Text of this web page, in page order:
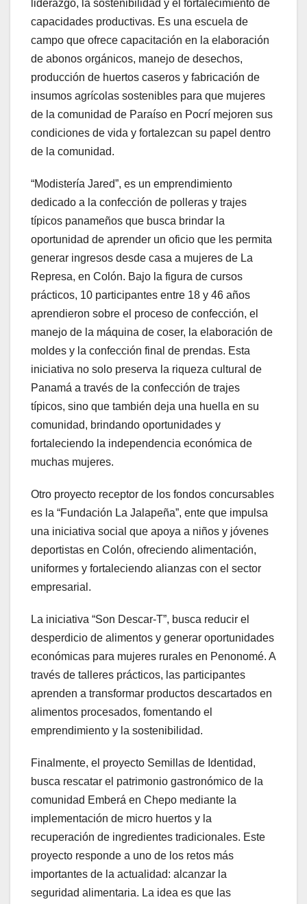
liderazgo, la sostenibilidad y el fortalecimiento de
capacidades productivas. Es una escuela de
campo que ofrece capacitación en la elaboración
de abonos orgánicos, manejo de desechos,
producción de huertos caseros y fabricación de
insumos agrícolas sostenibles para que mujeres
de la comunidad de Paraíso en Pocrí mejoren sus
condiciones de vida y fortalezcan su papel dentro
de la comunidad.
“Modistería Jared”, es un emprendimiento
dedicado a la confección de polleras y trajes
típicos panameños que busca brindar la
oportunidad de aprender un oficio que les permita
generar ingresos desde casa a mujeres de La
Represa, en Colón. Bajo la figura de cursos
prácticos, 10 participantes entre 18 y 46 años
aprendieron sobre el proceso de confección, el
manejo de la máquina de coser, la elaboración de
moldes y la confección final de prendas. Esta
iniciativa no solo preserva la riqueza cultural de
Panamá a través de la confección de trajes
típicos, sino que también deja una huella en su
comunidad, brindando oportunidades y
fortaleciendo la independencia económica de
muchas mujeres.
Otro proyecto receptor de los fondos concursables
es la “Fundación La Jalapeña”, ente que impulsa
una iniciativa social que apoya a niños y jóvenes
deportistas en Colón, ofreciendo alimentación,
uniformes y fortaleciendo alianzas con el sector
empresarial.
La iniciativa “Son Descar-T”, busca reducir el
desperdicio de alimentos y generar oportunidades
económicas para mujeres rurales en Penonomé. A
través de talleres prácticos, las participantes
aprenden a transformar productos descartados en
alimentos procesados, fomentando el
emprendimiento y la sostenibilidad.
Finalmente, el proyecto Semillas de Identidad,
busca rescatar el patrimonio gastronómico de la
comunidad Emberá en Chepo mediante la
implementación de micro huertos y la
recuperación de ingredientes tradicionales. Este
proyecto responde a uno de los retos más
importantes de la actualidad: alcanzar la
seguridad alimentaria. La idea es que las